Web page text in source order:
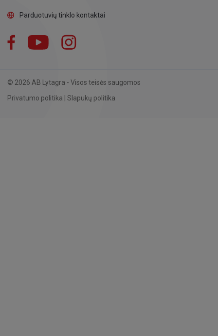
Parduotuvių tinklo kontaktai
Facebook YouTube
© 2026 AB Lytagra - Visos teisės saugomos
Privatumo politika
Slapukų politika